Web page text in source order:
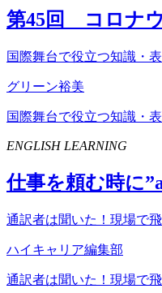
第45回 コロナ
国際舞台で役立つ知識・表
グリーン裕美
国際舞台で役立つ知識・
ENGLISH LEARNING
仕事を頼む時に”
通訳者は聞いた！現場で飛
ハイキャリア編集部
通訳者は聞いた！現場で